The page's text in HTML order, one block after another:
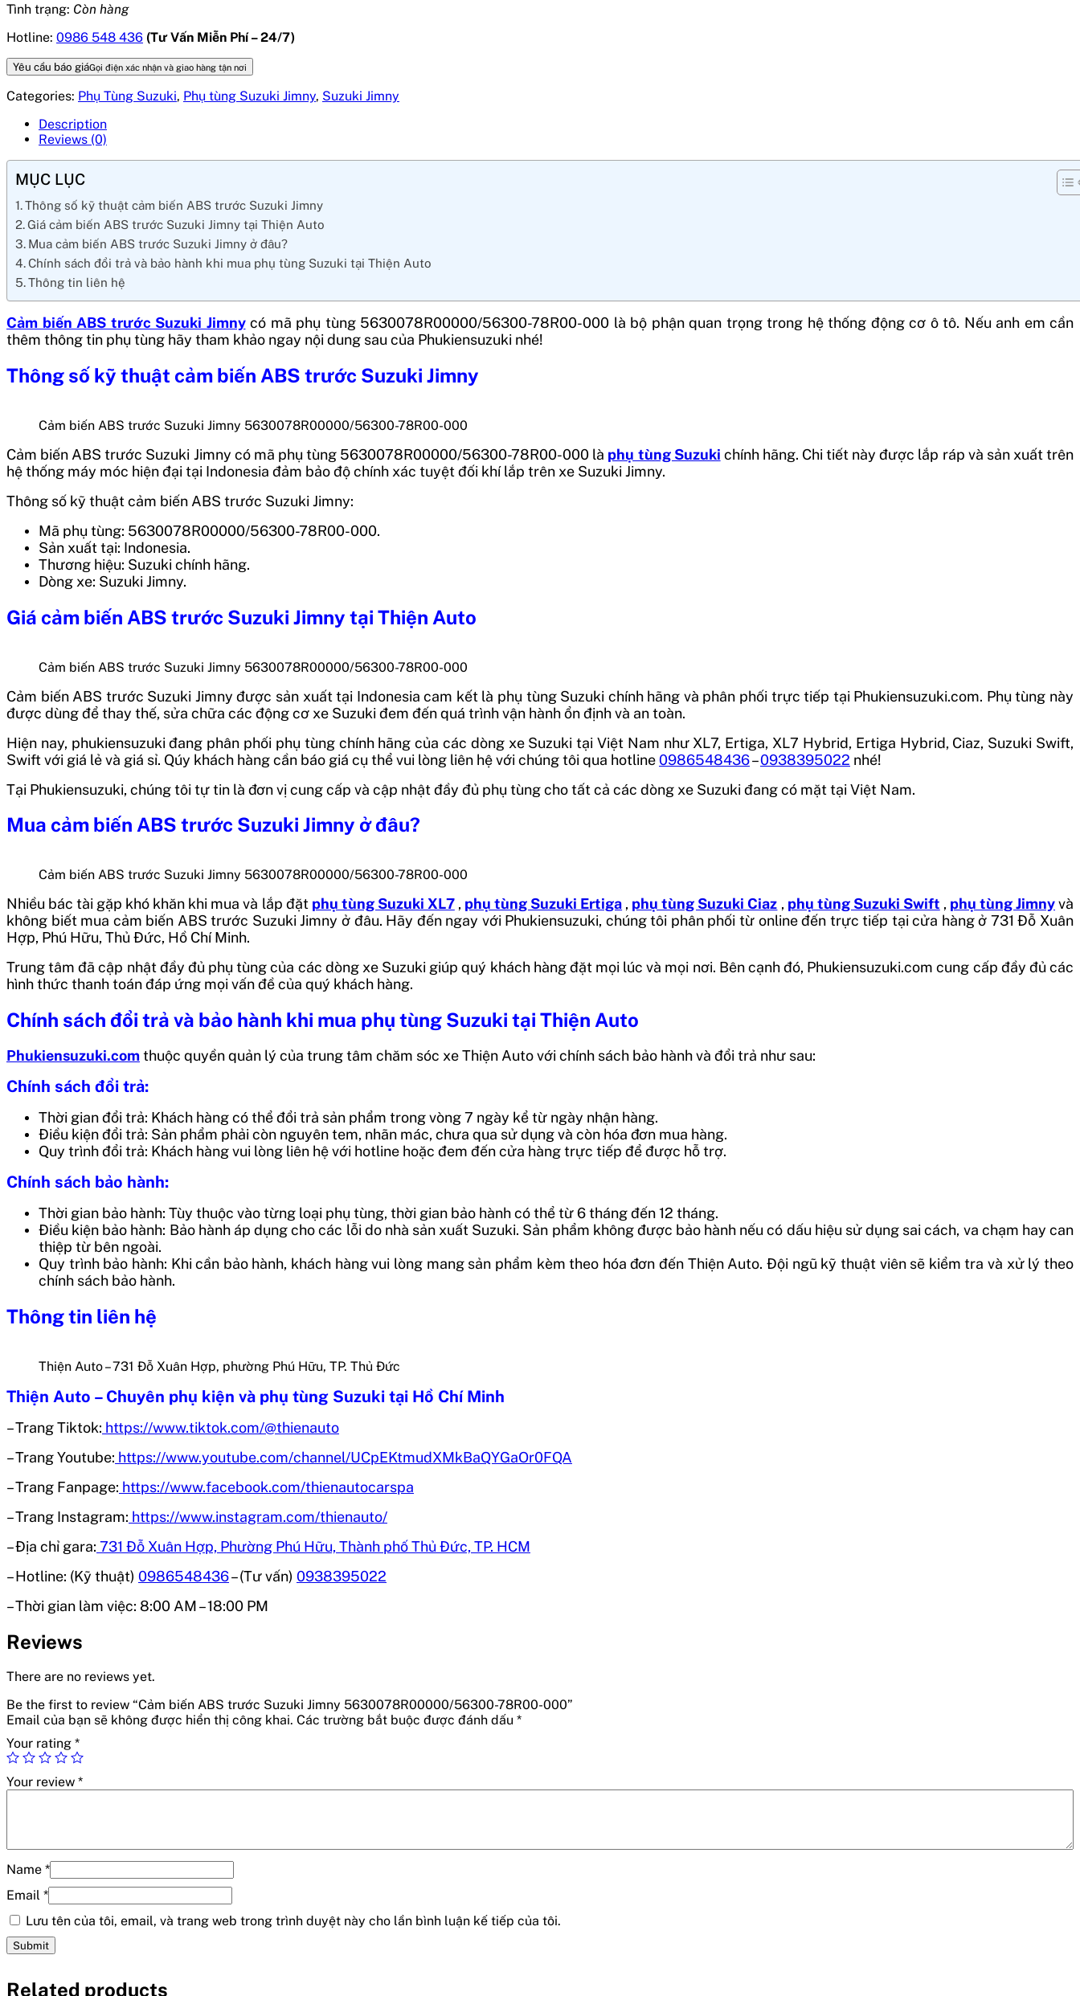
Tình trạng: Còn hàng
Hotline: 0986 548 436 (Tư Vấn Miễn Phí – 24/7)
Yêu cầu báo giáGọi điện xác nhận và giao hàng tận nơi
Categories: Phụ Tùng Suzuki, Phụ tùng Suzuki Jimny, Suzuki Jimny
Description
Reviews (0)
MỤC LỤC
Thông số kỹ thuật cảm biến ABS trước Suzuki Jimny
Giá cảm biến ABS trước Suzuki Jimny tại Thiện Auto
Mua cảm biến ABS trước Suzuki Jimny ở đâu?
Chính sách đổi trả và bảo hành khi mua phụ tùng Suzuki tại Thiện Auto
Thông tin liên hệ
Cảm biến ABS trước Suzuki Jimny có mã phụ tùng 5630078R00000/56300-78R00-000 là bộ phận quan trọng trong hệ thống động cơ ô tô. Nếu anh em cần
thêm thông tin phụ tùng hãy tham khảo ngay nội dung sau của Phukiensuzuki nhé!
Thông số kỹ thuật cảm biến ABS trước Suzuki Jimny
Cảm biến ABS trước Suzuki Jimny 5630078R00000/56300-78R00-000
Cảm biến ABS trước Suzuki Jimny có mã phụ tùng 5630078R00000/56300-78R00-000 là phụ tùng Suzuki chính hãng. Chi tiết này được lắp ráp và sản xuất trên
hệ thống máy móc hiện đại tại Indonesia đảm bảo độ chính xác tuyệt đối khí lắp trên xe Suzuki Jimny.
Thông số kỹ thuật cảm biến ABS trước Suzuki Jimny:
Mã phụ tùng: 5630078R00000/56300-78R00-000.
Sản xuất tại: Indonesia.
Thương hiệu: Suzuki chính hãng.
Dòng xe: Suzuki Jimny.
Giá cảm biến ABS trước Suzuki Jimny tại Thiện Auto
Cảm biến ABS trước Suzuki Jimny 5630078R00000/56300-78R00-000
Cảm biến ABS trước Suzuki Jimny được sản xuất tại Indonesia cam kết là phụ tùng Suzuki chính hãng và phân phối trực tiếp tại Phukiensuzuki.com. Phụ tùng này
được dùng để thay thế, sửa chữa các động cơ xe Suzuki đem đến quá trình vận hành ổn định và an toàn.
Hiện nay, phukiensuzuki đang phân phối phụ tùng chính hãng của các dòng xe Suzuki tại Việt Nam như XL7, Ertiga, XL7 Hybrid, Ertiga Hybrid, Ciaz, Suzuki Swift,
Swift với giá lẻ và giá sỉ. Qúy khách hàng cần báo giá cụ thể vui lòng liên hệ với chúng tôi qua hotline0986548436–0938395022 nhé!
Tại Phukiensuzuki, chúng tôi tự tin là đơn vị cung cấp và cập nhật đầy đủ phụ tùng cho tất cả các dòng xe Suzuki đang có mặt tại Việt Nam.
Mua cảm biến ABS trước Suzuki Jimny ở đâu?
Cảm biến ABS trước Suzuki Jimny 5630078R00000/56300-78R00-000
Nhiều bác tài gặp khó khăn khi mua và lắp đặt phụ tùng Suzuki XL7, phụ tùng Suzuki Ertiga , phụ tùng Suzuki Ciaz , phụ tùng Suzuki Swift , phụ tùng Jimnyvà
không biết mua cảm biến ABS trước Suzuki Jimny ở đâu. Hãy đến ngay với Phukiensuzuki, chúng tôi phân phối từ online đến trực tiếp tại cửa hàng ở 731 Đỗ Xuân
Hợp, Phú Hữu, Thủ Đức, Hồ Chí Minh.
Trung tâm đã cập nhật đầy đủ phụ tùng của các dòng xe Suzuki giúp quý khách hàng đặt mọi lúc và mọi nơi. Bên cạnh đó, Phukiensuzuki.com cung cấp đầy đủ các
hình thức thanh toán đáp ứng mọi vấn đề của quý khách hàng.
Chính sách đổi trả và bảo hành khi mua phụ tùng Suzuki tại Thiện Auto
Phukiensuzuki.comthuộc quyền quản lý của trung tâm chăm sóc xe Thiện Auto với chính sách bảo hành và đổi trả như sau:
Chính sách đổi trả:
Thời gian đổi trả: Khách hàng có thể đổi trả sản phẩm trong vòng 7 ngày kể từ ngày nhận hàng.
Điều kiện đổi trả: Sản phẩm phải còn nguyên tem, nhãn mác, chưa qua sử dụng và còn hóa đơn mua hàng.
Quy trình đổi trả: Khách hàng vui lòng liên hệ với hotline hoặc đem đến cửa hàng trực tiếp để được hỗ trợ.
Chính sách bảo hành:
Thời gian bảo hành: Tùy thuộc vào từng loại phụ tùng, thời gian bảo hành có thể từ 6 tháng đến 12 tháng.
Điều kiện bảo hành: Bảo hành áp dụng cho các lỗi do nhà sản xuất Suzuki. Sản phẩm không được bảo hành nếu có dấu hiệu sử dụng sai cách, va chạm hay can
thiệp từ bên ngoài.
Quy trình bảo hành: Khi cần bảo hành, khách hàng vui lòng mang sản phẩm kèm theo hóa đơn đến Thiện Auto. Đội ngũ kỹ thuật viên sẽ kiểm tra và xử lý theo
chính sách bảo hành.
Thông tin liên hệ
Thiện Auto – 731 Đỗ Xuân Hợp, phường Phú Hữu, TP. Thủ Đức
Thiện Auto – Chuyên phụ kiện và phụ tùng Suzuki tại Hồ Chí Minh
– Trang Tiktok: https://www.tiktok.com/@thienauto
– Trang Youtube: https://www.youtube.com/channel/UCpEKtmudXMkBaQYGaOr0FQA
– Trang Fanpage: https://www.facebook.com/thienautocarspa
– Trang Instagram: https://www.instagram.com/thienauto/
– Địa chỉ gara: 731 Đỗ Xuân Hợp, Phường Phú Hữu, Thành phố Thủ Đức, TP. HCM
– Hotline: (Kỹ thuật) 0986548436– (Tư vấn) 0938395022
– Thời gian làm việc: 8:00 AM – 18:00 PM
Reviews
There are no reviews yet.
Be the first to review “Cảm biến ABS trước Suzuki Jimny 5630078R00000/56300-78R00-000”
Email của bạn sẽ không được hiển thị công khai. Các trường bắt buộc được đánh dấu *
Your rating *
Your review *
Name *
Email *
Lưu tên của tôi, email, và trang web trong trình duyệt này cho lần bình luận kế tiếp của tôi.
Related products